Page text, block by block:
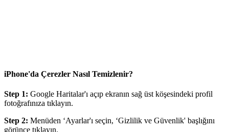
iPhone'da Çerezler Nasıl Temizlenir?
Step 1: Google Haritalar'ı açıp ekranın sağ üst köşesindeki profil
fotoğrafınıza tıklayın.
Step 2: Menüden ‘Ayarlar'ı seçin, ‘Gizlilik ve Güvenlik' başlığını
görünce tıklayın.